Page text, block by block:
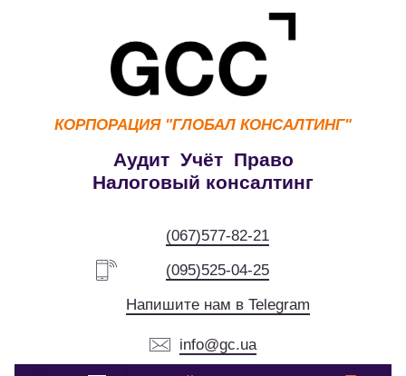
КОРПОРАЦИЯ "ГЛОБАЛ КОНСАЛТИНГ"
Аудит Учёт Право
Налоговый консалтинг
(067)577-82-21
(095)525-04-25
Напишите нам в Telegram
info@gc.ua